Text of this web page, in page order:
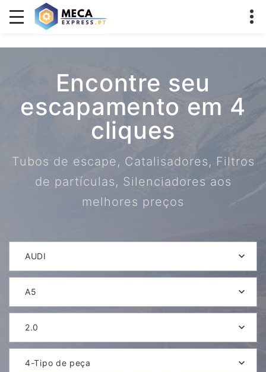
Encontre seu
escapamento em 4
cliques
Tubos de escape, Catalisadores, Filtros
de partículas, Silenciadores aos
melhores preços
AUDI
A5
2.0
4-Tipo de peça